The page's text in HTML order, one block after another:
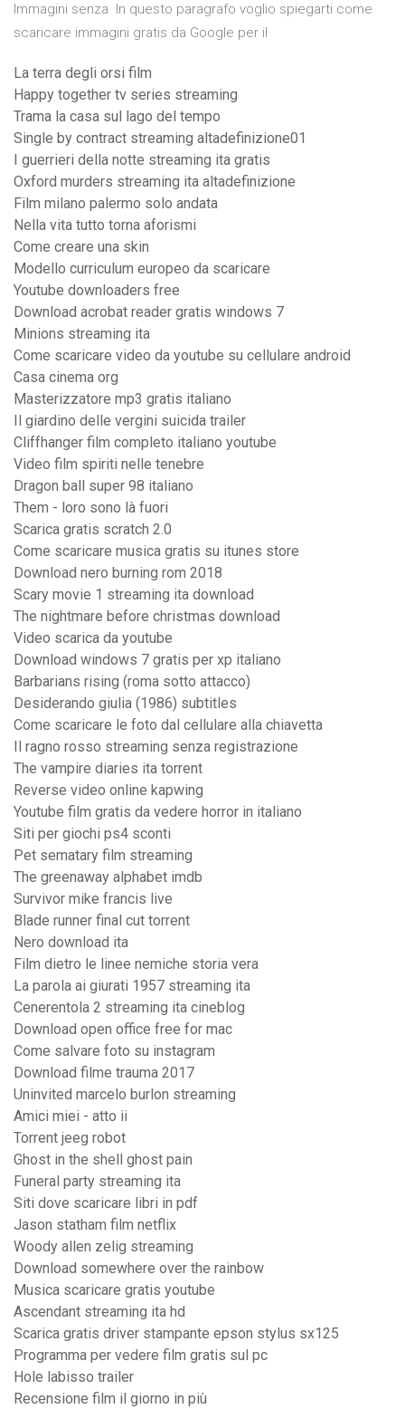
Immagini senza In questo paragrafo voglio spiegarti come
scaricare immagini gratis da Google per il
La terra degli orsi film
Happy together tv series streaming
Trama la casa sul lago del tempo
Single by contract streaming altadefinizione01
I guerrieri della notte streaming ita gratis
Oxford murders streaming ita altadefinizione
Film milano palermo solo andata
Nella vita tutto torna aforismi
Come creare una skin
Modello curriculum europeo da scaricare
Youtube downloaders free
Download acrobat reader gratis windows 7
Minions streaming ita
Come scaricare video da youtube su cellulare android
Casa cinema org
Masterizzatore mp3 gratis italiano
Il giardino delle vergini suicida trailer
Cliffhanger film completo italiano youtube
Video film spiriti nelle tenebre
Dragon ball super 98 italiano
Them - loro sono là fuori
Scarica gratis scratch 2.0
Come scaricare musica gratis su itunes store
Download nero burning rom 2018
Scary movie 1 streaming ita download
The nightmare before christmas download
Video scarica da youtube
Download windows 7 gratis per xp italiano
Barbarians rising (roma sotto attacco)
Desiderando giulia (1986) subtitles
Come scaricare le foto dal cellulare alla chiavetta
Il ragno rosso streaming senza registrazione
The vampire diaries ita torrent
Reverse video online kapwing
Youtube film gratis da vedere horror in italiano
Siti per giochi ps4 sconti
Pet sematary film streaming
The greenaway alphabet imdb
Survivor mike francis live
Blade runner final cut torrent
Nero download ita
Film dietro le linee nemiche storia vera
La parola ai giurati 1957 streaming ita
Cenerentola 2 streaming ita cineblog
Download open office free for mac
Come salvare foto su instagram
Download filme trauma 2017
Uninvited marcelo burlon streaming
Amici miei - atto ii
Torrent jeeg robot
Ghost in the shell ghost pain
Funeral party streaming ita
Siti dove scaricare libri in pdf
Jason statham film netflix
Woody allen zelig streaming
Download somewhere over the rainbow
Musica scaricare gratis youtube
Ascendant streaming ita hd
Scarica gratis driver stampante epson stylus sx125
Programma per vedere film gratis sul pc
Hole labisso trailer
Recensione film il giorno in più